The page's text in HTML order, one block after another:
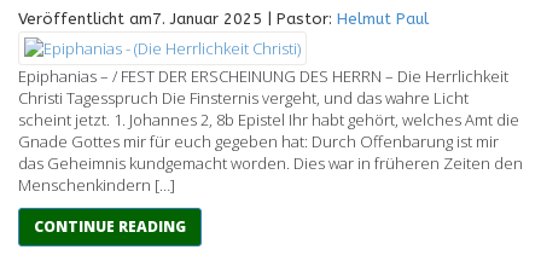
Veröffentlicht am7. Januar 2025 | Pastor: Helmut Paul
Epiphanias – / FEST DER ERSCHEINUNG DES HERRN – Die Herrlichkeit
Christi Tagesspruch Die Finsternis vergeht, und das wahre Licht
scheint jetzt. 1. Johannes 2, 8b Epistel Ihr habt gehört, welches Amt die
Gnade Gottes mir für euch gegeben hat: Durch Offenbarung ist mir
das Geheimnis kundgemacht worden. Dies war in früheren Zeiten den
Menschenkindern […]
CONTINUE READING